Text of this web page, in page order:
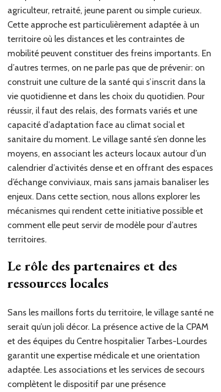
agriculteur, retraité, jeune parent ou simple curieux.
Cette approche est particulièrement adaptée à un
territoire où les distances et les contraintes de
mobilité peuvent constituer des freins importants. En
d’autres termes, on ne parle pas que de prévenir: on
construit une culture de la santé qui s’inscrit dans la
vie quotidienne et dans les choix du quotidien. Pour
réussir, il faut des relais, des formats variés et une
capacité d’adaptation face au climat social et
sanitaire du moment. Le village santé s’en donne les
moyens, en associant les acteurs locaux autour d’un
calendrier d’activités dense et en offrant des espaces
d’échange conviviaux, mais sans jamais banaliser les
enjeux. Dans cette section, nous allons explorer les
mécanismes qui rendent cette initiative possible et
comment elle peut servir de modèle pour d’autres
territoires.
Le rôle des partenaires et des
ressources locales
Sans les maillons forts du territoire, le village santé ne
serait qu’un joli décor. La présence active de la CPAM
et des équipes du Centre hospitalier Tarbes-Lourdes
garantit une expertise médicale et une orientation
adaptée. Les associations et les services de secours
complètent le dispositif par une présence